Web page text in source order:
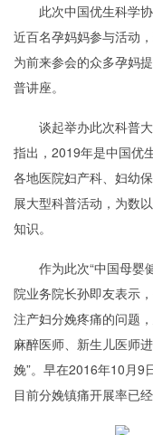
此次中国优生科学
近百名孕妈妈参与活动
为前来参会的众多孕妈
普讲座。
谈起举办此次科普
指出，2019年是中国优
各地医院妇产科、妇幼
展大型科普活动，为数
知识。
作为此次“中国母婴
院业务院长孙即友表示
注产妇分娩疼痛的问题
麻醉医师、新生儿医师
娩”。早在2016年10月9
目前分娩镇痛开展率已经